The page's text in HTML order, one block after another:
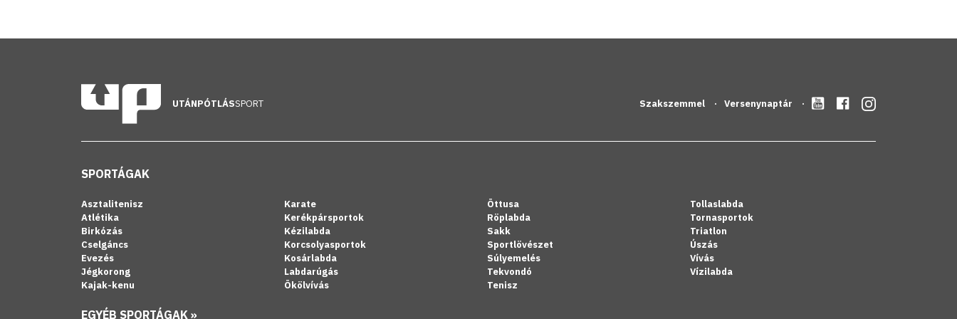
UTÁNPÓTLÁSSPORT Szakszemmel Versenynaptár
SPORTÁGAK
Asztalitenisz
Atlétika
Birkózás
Cselgáncs
Evezés
Jégkorong
Kajak-kenu
Karate
Kerékpársportok
Kézilabda
Korcsolyasportok
Kosárlabda
Labdarúgás
Ökölvívás
Öttusa
Röplabda
Sakk
Sportlövészet
Súlyemelés
Tekvondó
Tenisz
Tollaslabda
Tornasportok
Triatlon
Úszás
Vívás
Vízilabda
EGYÉB SPORTÁGAK »